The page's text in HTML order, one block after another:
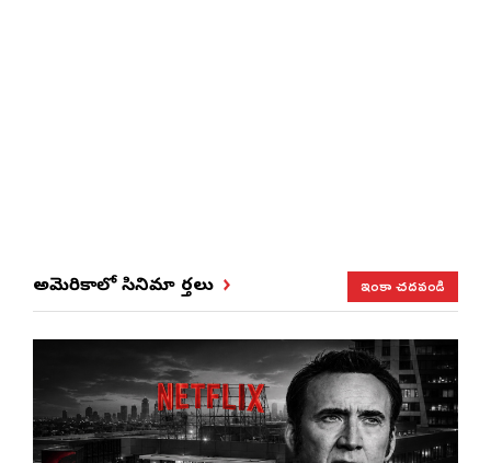
అమెరికాలో సినిమా వార్తలు ఇంకా చదవండి